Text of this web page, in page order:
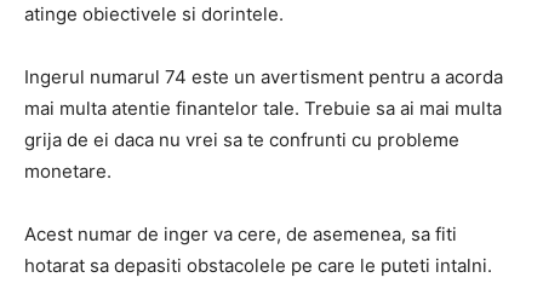
atinge obiectivele si dorintele.
Ingerul numarul 74 este un avertisment pentru a acorda
mai multa atentie finantelor tale. Trebuie sa ai mai multa
grija de ei daca nu vrei sa te confrunti cu probleme
monetare.
Acest numar de inger va cere, de asemenea, sa fiti
hotarat sa depasiti obstacolele pe care le puteti intalni.